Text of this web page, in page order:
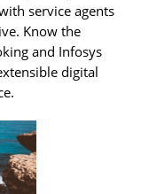
service agents
Know the
and Infosys
digital